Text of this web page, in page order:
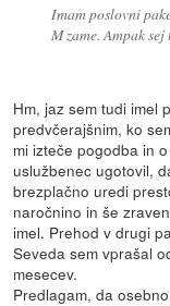
Imam poslovni
M zame. Ampak
Hm, jaz sem tudi imel
predvčerajšnim, ko
mi izteče pogodba in
uslužbenec ugotovil,
brezplačno uredi
naročnino in še
imel. Prehod v drugi
Seveda sem vprašal
mesecev.
Predlagam, da